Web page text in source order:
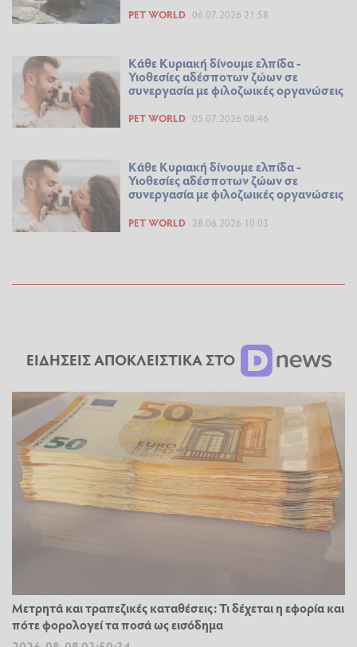
PET WORLD 06.07.2026 21:58
Κάθε Κυριακή δίνουμε ελπίδα -
Υιοθεσίες αδέσποτων ζώων σε
συνεργασία με φιλοζωικές οργανώσεις
PET WORLD 05.07.2026 08:46
Κάθε Κυριακή δίνουμε ελπίδα -
Υιοθεσίες αδέσποτων ζώων σε
συνεργασία με φιλοζωικές οργανώσεις
PET WORLD 28.06.2026 10:03
ΕΙΔΗΣΕΙΣ ΑΠΟΚΛΕΙΣΤΙΚΑ ΣΤΟ
Μετρητά και τραπεζικές καταθέσεις: Τι δέχεται η εφορία και
πότε φορολογεί τα ποσά ως εισόδημα